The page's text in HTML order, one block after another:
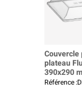
Couvercle
plateau
390x290
Référence